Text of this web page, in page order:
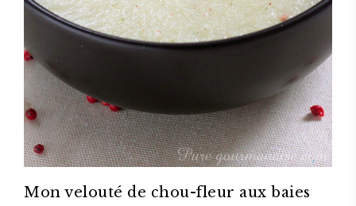
Mon velouté de chou-fleur aux baies